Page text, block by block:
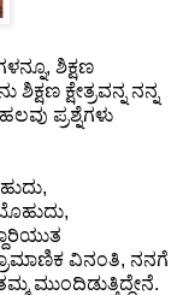
ಶಿಕ್ಷಣ
ಕ್ಷೇತ್ರವನ್ನ ನನ್ನ
ಪ್ರಶ್ನೆಗಳು
ವಿನಂತಿ, ನನಗೆ
ಮುಂದಿಡುತ್ತಿದ್ದೇನೆ.